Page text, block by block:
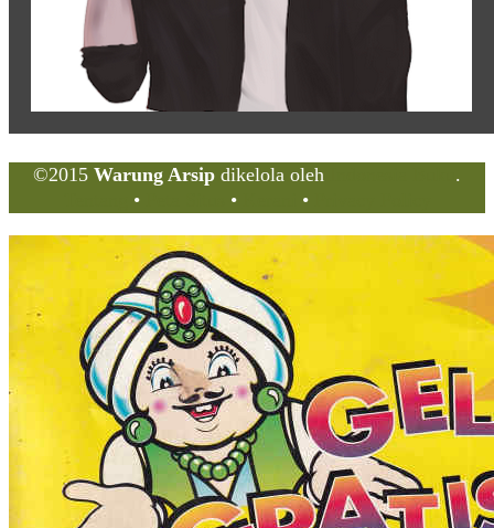
©2015 Warung Arsip dikelola oleh
.
• • •